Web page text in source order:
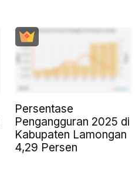
Persentase
Pengangguran 2025 di
Kabupaten Lamongan
4,29 Persen